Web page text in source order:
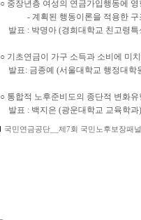
​○ 중장년층 여성의 연금가입행동에
- 계획된 행동이론을 적용한
발표 : 박명아 (경희대학교 친고령
○ 기초연금이 가구 소득과 소비에 미
발표: 금종예 (서울대학교 행정대학
○ 통합적 노후준비도의 종단적 변화
발표 : 백지은 (광운대학교 교육학과)
국민연금공단__제7회 국민노후보장패